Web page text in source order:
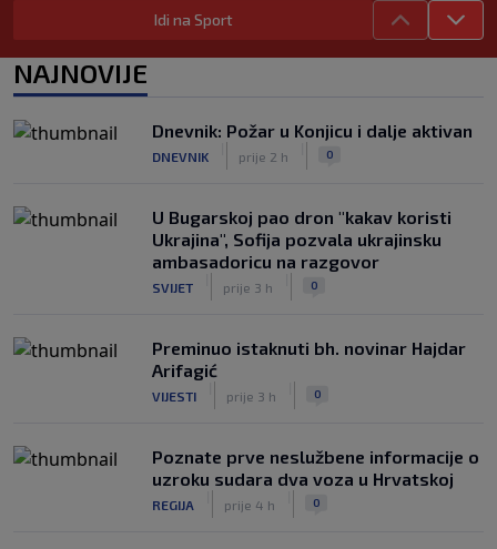
NOGOMET
prije 4 h
Infantino nekada poručivao: "Novac
NOGOMET
|
prije 5 h
|
Idi na Sport
NAJNOVIJE
Dnevnik: Požar u Konjicu i dalje aktivan
DNEVNIK prije 2 h 0
U Bugarskoj pao dron "kakav koristi
Ukrajina", Sofija pozvala ukrajinsku
ambasadoricu na razgovor
SVIJET prije 3 h 0
Preminuo istaknuti bh. novinar Hajdar
Arifagić
VIJESTI prije 3 h 0
Poznate prve neslužbene informacije o
uzroku sudara dva voza u Hrvatskoj
REGIJA prije 4 h 0